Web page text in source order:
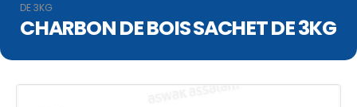
DE 3KG
CHARBON DE BOIS SACHET DE 3KG